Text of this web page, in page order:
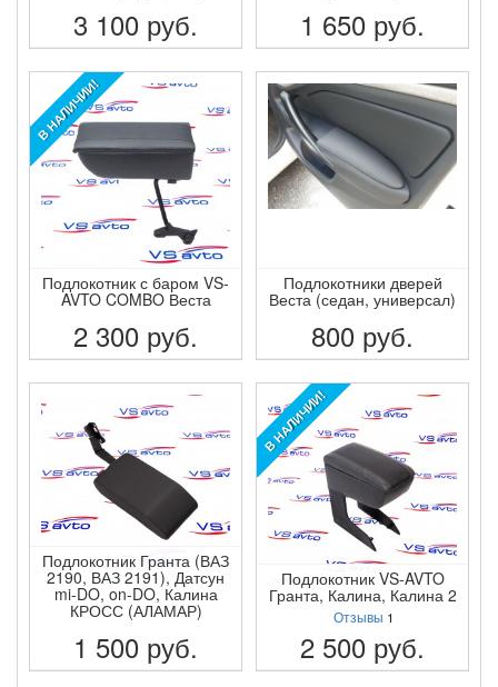
3 100 руб.
ПОДРОБНЕЕ
1 650 руб.
ПОДРОБНЕЕ
В НАЛИЧИИ!
Подлокотник с баром VS-
AVTO COMBO Веста
2 300 руб.
ПОДРОБНЕЕ
Подлокотники дверей
Веста (седан, универсал)
800 руб.
ПОДРОБНЕЕ
Подлокотник Гранта (ВАЗ
2190, ВАЗ 2191), Датсун
mi-DO, on-DO, Калина
КРОСС (АЛАМАР)
1 500 руб.
В НАЛИЧИИ!
Подлокотник VS-AVTO
Гранта, Калина, Калина 2
Отзывы 1
2 500 руб.